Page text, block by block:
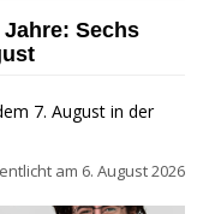
Sechs
7. August in der
am 6. August 2026